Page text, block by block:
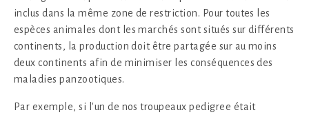
inclus dans la même zone de restriction. Pour toutes les
espèces animales dont les marchés sont situés sur différents
continents, la production doit être partagée sur au moins
deux continents afin de minimiser les conséquences des
maladies panzootiques.
Par exemple, si l'un de nos troupeaux pedigree était